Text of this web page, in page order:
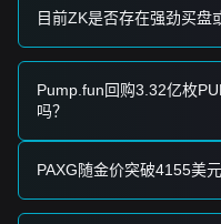
底过程就保持完整，适合
市场洞察
从短期来看，过去 7 天内
构，市场情绪总体保持 谨慎
在
市场展望
如果 ZK 价格成功突破
目前ZK是否存在强劲买盘
Pump.fun回购3.32亿枚
吗？
PAXG随金价突破4155美